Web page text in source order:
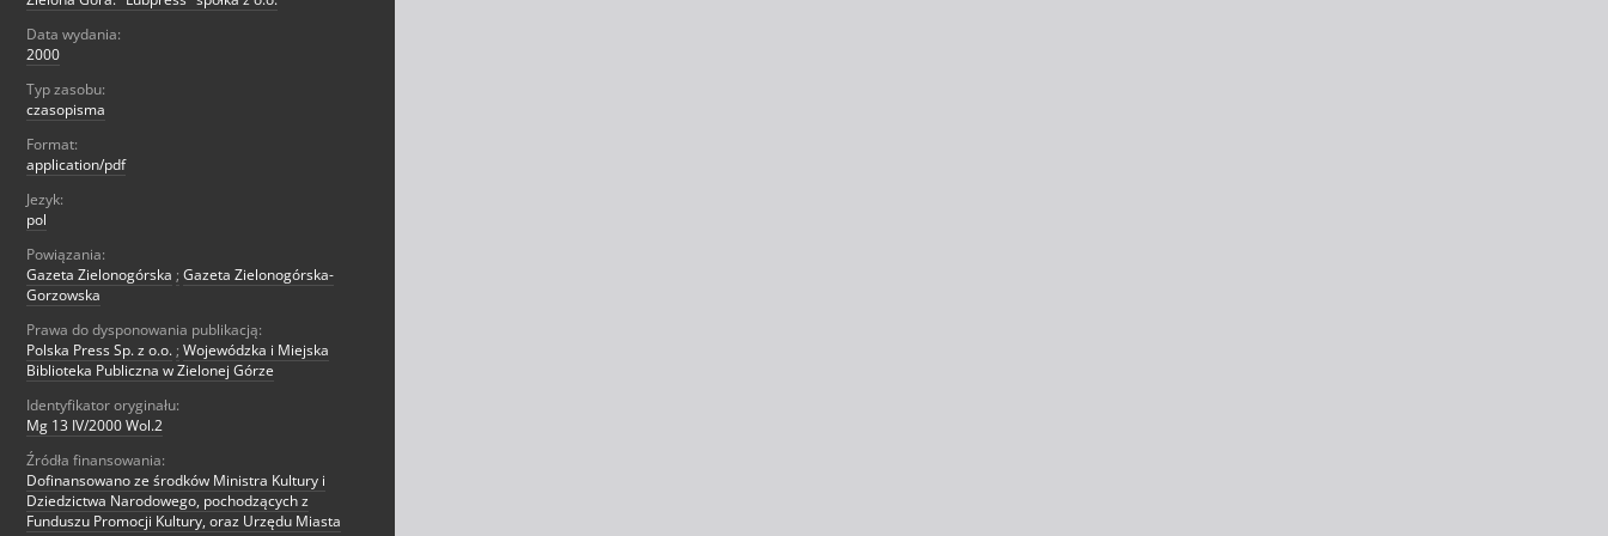
Data wydania:
2000
Typ zasobu:
czasopisma
Format:
application/pdf
Jezyk:
pol
Powiązania:
Gazeta Zielonogórska ; Gazeta Zielonogórska-
Gorzowska
Prawa do dysponowania publikacją:
Polska Press Sp. z o.o. ; Wojewódzka i Miejska
Biblioteka Publiczna w Zielonej Górze
Identyfikator oryginału:
Mg 13 IV/2000 Wol.2
Źródła finansowania:
Dofinansowano ze środków Ministra Kultury i
Dziedzictwa Narodowego, pochodzących z
Funduszu Promocji Kultury, oraz Urzędu Miasta